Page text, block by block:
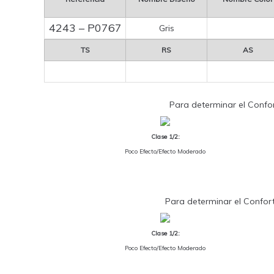
4243 – P0767 Gris
TS RS AS
Para determinar el
Clase 1/2:
Poco Efecto/Efecto Moderado
Para determinar el
Clase 1/2:
Poco Efecto/Efecto Moderado